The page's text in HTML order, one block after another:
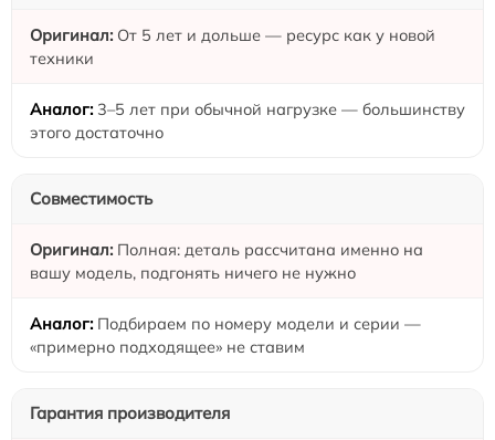
От 5 лет и дольше — ресурс как у новой
техники
3–5 лет при обычной нагрузке — большинству
этого достаточно
Совместимость
Полная: деталь рассчитана именно на
вашу модель, подгонять ничего не нужно
Подбираем по номеру модели и серии —
«примерно подходящее» не ставим
Гарантия производителя